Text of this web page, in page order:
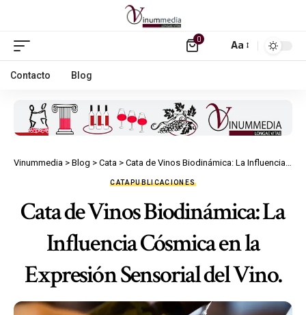
0 Aa
Contacto Blog
Vinummedia > Blog > Cata > Cata de Vinos Biodinámica: La Influencia Cósmica en la Expresión Sensorial del Vino.
CATAPUBLICACIONES
Cata de Vinos Biodinámica: La
Influencia Cósmica en la
Expresión Sensorial del Vino.